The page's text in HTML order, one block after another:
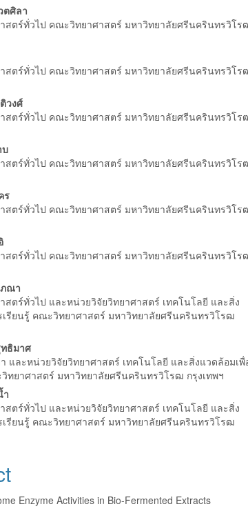
ตศิลา
สตร์ทั่วไป คณะวิทยาศาสตร์ มหาวิทยาลัยศรีนครินทรวิโร
สตร์ทั่วไป คณะวิทยาศาสตร์ มหาวิทยาลัยศรีนครินทรวิโร
วงศ์
สตร์ทั่วไป คณะวิทยาศาสตร์ มหาวิทยาลัยศรีนครินทรวิโร
สตร์ทั่วไป คณะวิทยาศาสตร์ มหาวิทยาลัยศรีนครินทรวิโร
ร
สตร์ทั่วไป คณะวิทยาศาสตร์ มหาวิทยาลัยศรีนครินทรวิโร
สตร์ทั่วไป คณะวิทยาศาสตร์ มหาวิทยาลัยศรีนครินทรวิโร
ณา
สตร์ทั่วไป และหน่วยวิจัยวิทยาศาสตร์ เทคโนโลยี และสิ่ง
เรียนรู้ คณะวิทยาศาสตร์ มหาวิทยาลัยศรีนครินทรวิโรฒ
ธิมาศ
และหน่วยวิจัยวิทยาศาสตร์ เทคโนโลยี และสิ่งแวดล้อมเพื่
ทยาศาสตร์ มหาวิทยาลัยศรีนครินทรวิโรฒ กรุงเทพฯ
ำ
สตร์ทั่วไป และหน่วยวิจัยวิทยาศาสตร์ เทคโนโลยี และสิ่ง
เรียนรู้ คณะวิทยาศาสตร์ มหาวิทยาลัยศรีนครินทรวิโรฒ
Enzyme Activities in Bio-Fermented Extracts